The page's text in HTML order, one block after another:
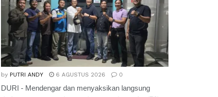
by PUTRI ANDY 6 AGUSTUS 2026 0
DURI - Mendengar dan menyaksikan langsung